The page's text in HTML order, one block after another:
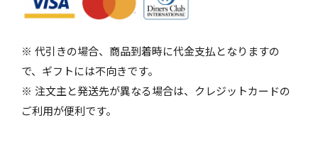
※ 代引きの場合、商品到着時に代金支払となりますの
で、ギフトには不向きです。
※ 注文主と発送先が異なる場合は、クレジットカードの
ご利用が便利です。